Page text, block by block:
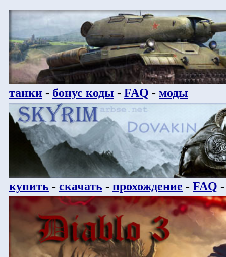
танки - бонус коды - FAQ - моды
купить - скачать - прохождение - FAQ